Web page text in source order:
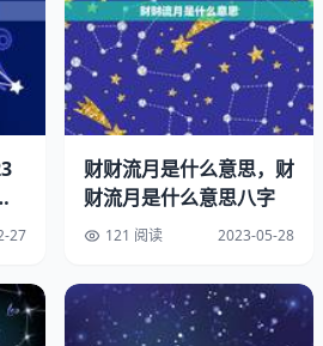
义。
拂槛露华浓”，这里的容字是形容女
、令人身悦的意思。容愉作为缺土
又十分有寓意，寓意可以得到美好
等含义，羽源自甲骨文，表示羽
27
财财流月是什么意思，财
财流月是什么意思八字
121 阅读 2023-05-28